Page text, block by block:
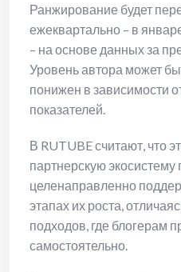
Ранжирование будет
ежеквартально – в
– на основе данных за
Уровень автора может
понижен в зависимости
показателей.
В RUTUBE считают, что
партнерскую
целенаправленно
этапах их роста,
подходов, где блогерам
самостоятельно.